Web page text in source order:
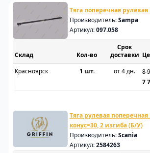
Тяга поперечная
Производитель:Sampa
Артикул:097.058
Склад
Срок
доставки
Красноярск
1 шт. от 4 дн. 8
7
Тяга рулевая поперечная
конус=30, 2 изгиба (Б/У)
Производитель:Scania
Артикул:2584263